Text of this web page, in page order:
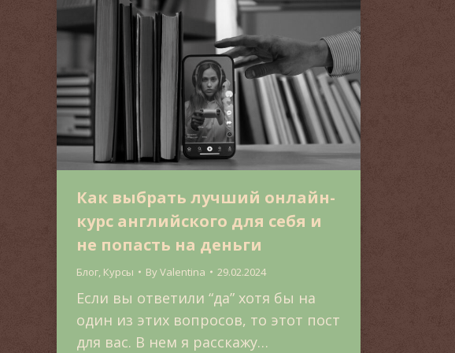
Как выбрать лучший онлайн-
курс английского для себя и
не попасть на деньги
Блог, Курсы ByValentina 29.02.2024
Если вы ответили “да” хотя бы на
один из этих вопросов, то этот пост
для вас. В нем я расскажу…